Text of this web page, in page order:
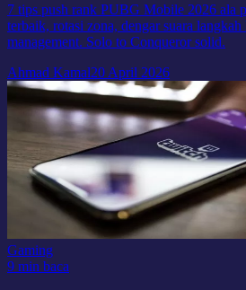
7 tips push rank PUBG Mobile 2026 ala
terbaik, rotasi zona, dengar suara
management. Solo to Conqueror solid.
Ahmad Kamal20 April 2026
Gaming
9 min baca